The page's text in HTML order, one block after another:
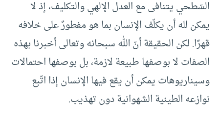
السّطحي يتنافى مع العدل الإلهي والتكليف، إذ لا
يمكن لله أن يكلّف الإنسان بما هو مفطورٌ على خلافه
قهرًا. لكن الحقيقة أنّ الله سبحانه وتعالى أخبرنا بهذه
الصفات لا بوصفها طبيعة لازمة، بل بوصفها احتمالات
وسيناريوهات يمكن أن يقع فيها الإنسان إذا اتّبع
نوازعه الطينية الشهوانية دون تهذيب.